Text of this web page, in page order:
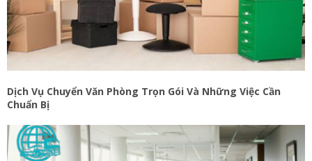
Dịch Vụ Chuyển Văn Phòng Trọn Gói Và Những Việc Cần
Chuẩn Bị